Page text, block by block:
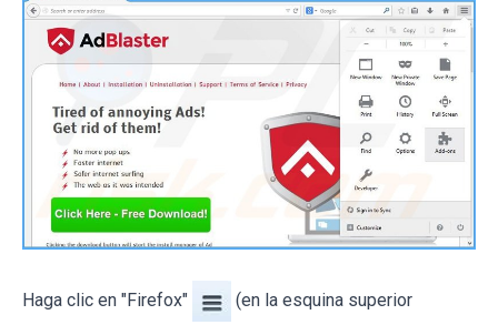
Haga clic en "Firefox" (en la esquina superior